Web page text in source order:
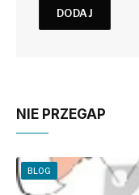
NIE PRZEGAP
BLOG